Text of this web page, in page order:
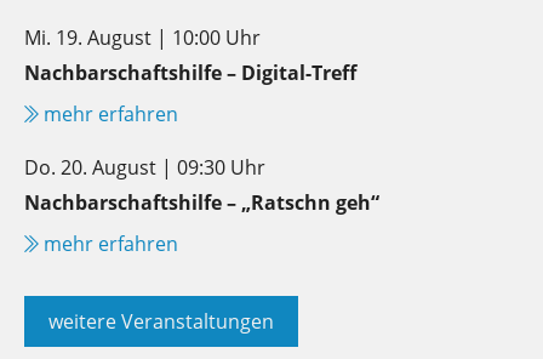
Mi. 19. August | 10:00 Uhr
Nachbarschaftshilfe – Digital-Treff
mehr erfahren
Do. 20. August | 09:30 Uhr
Nachbarschaftshilfe – „Ratschn geh“
mehr erfahren
weitere Veranstaltungen